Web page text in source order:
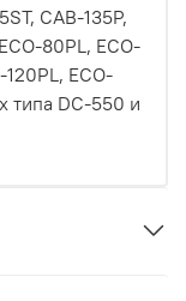
CAB-135P,
80PL, ECO-
120PL, ECO-
типа DC-550 и